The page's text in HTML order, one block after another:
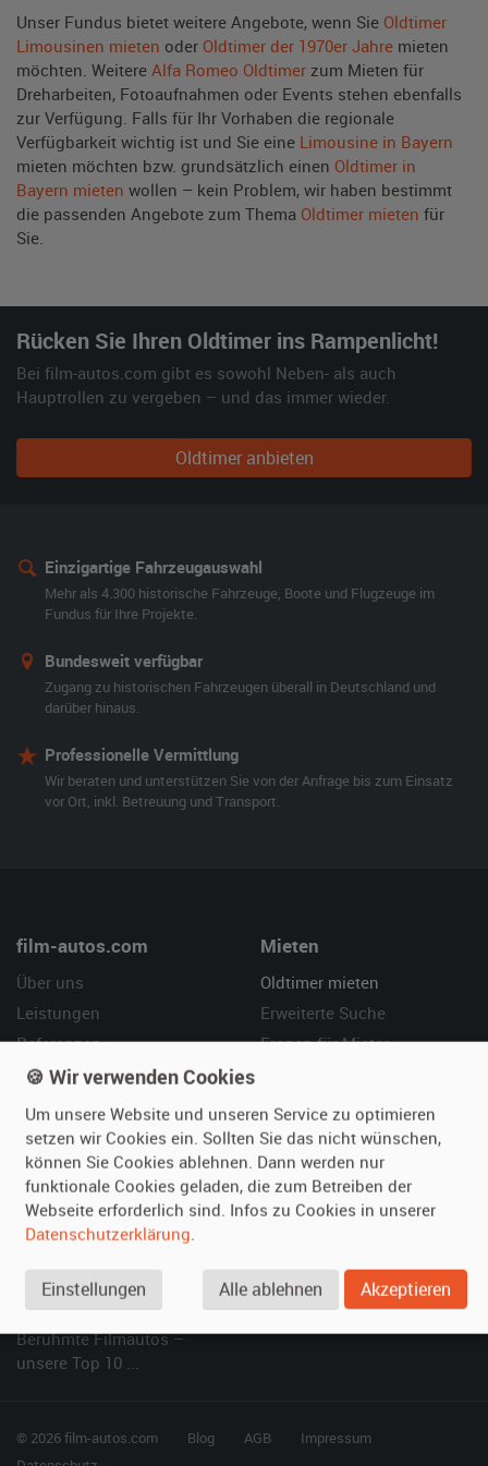
Unser Fundus bietet weitere Angebote, wenn Sie Oldtimer
Limousinen mieten oder Oldtimer der 1970er Jahre mieten
möchten. Weitere Alfa Romeo Oldtimer zum Mieten für
Dreharbeiten, Fotoaufnahmen oder Events stehen ebenfalls
zur Verfügung. Falls für Ihr Vorhaben die regionale
Verfügbarkeit wichtig ist und Sie eine Limousine in Bayern
mieten möchten bzw. grundsätzlich einen Oldtimer in
Bayern mieten wollen – kein Problem, wir haben bestimmt
die passenden Angebote zum Thema Oldtimer mieten für
Sie.
Rücken Sie Ihren Oldtimer ins Rampenlicht!
Bei film-autos.com gibt es sowohl Neben- als auch
Hauptrollen zu vergeben – und das immer wieder.
Oldtimer anbieten
Einzigartige Fahrzeugauswahl
Mehr als 4.300 historische Fahrzeuge, Boote und Flugzeuge im
Fundus für Ihre Projekte.
Bundesweit verfügbar
Zugang zu historischen Fahrzeugen überall in Deutschland und
darüber hinaus.
Professionelle Vermittlung
Wir beraten und unterstützen Sie von der Anfrage bis zum Einsatz
vor Ort, inkl. Betreuung und Transport.
film-autos.com
Über uns
Leistungen
Referenzen
Kundenmeinungen
Mieten
Oldtimer mieten
Erweiterte Suche
Fragen für Mieter
Vermieten
Oldtimer anmelden
Fotos senden
Fragen für Vermieter
Hilfe
Häufige Fragen (FAQ)
So funktioniert's
SPECIAL
Berühmte Filmautos –
unsere Top 10 ...
© 2026 film-autos.com Blog AGB
Impressum
🍪 Wir verwenden Cookies
Um unsere Website und unseren Service zu optimieren
setzen wir Cookies ein. Sollten Sie das nicht wünschen,
können Sie Cookies ablehnen. Dann werden nur
funktionale Cookies geladen, die zum Betreiben der
Webseite erforderlich sind. Infos zu Cookies in unserer
Datenschutzerklärung.
Einstellungen Alle ablehnen Akzeptieren